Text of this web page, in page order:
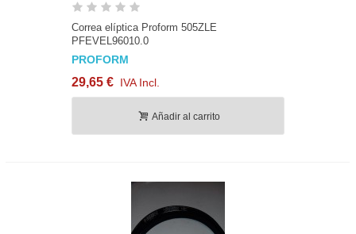
Correa elíptica Proform 505ZLE
PFEVEL96010.0
PROFORM
29,65 € IVA Incl.
Añadir al carrito